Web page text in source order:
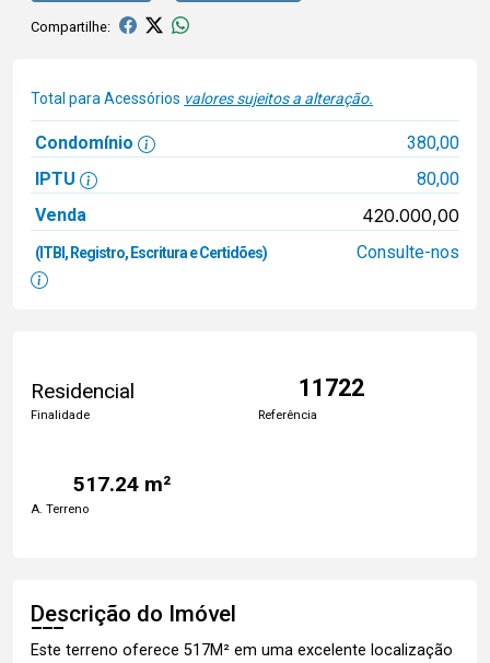
Compartilhe:
Total para Acessórios valores sujeitos a alteração.
Condomínio
380,00
IPTU
80,00
Venda
420.000,00
(ITBI, Registro, Escritura e Certidões) Consulte-nos
Residencial
Finalidade
11722
Referência
517.24 m²
A. Terreno
Descrição do Imóvel
Este terreno oferece 517M² em uma excelente localização